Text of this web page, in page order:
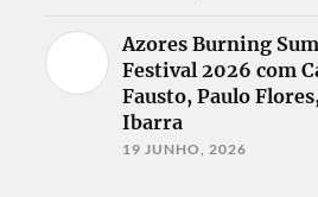
Azores Burning
Festival 2026 com
Fausto, Paulo
Ibarra
19 JUNHO, 2026